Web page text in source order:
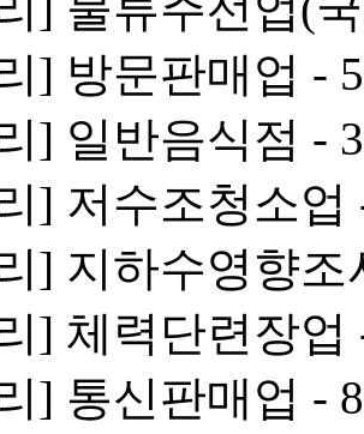
] 방문판매업 -
] 일반음식점 -
] 저수조청소업
] 지하수영향조
] 체력단련장업
] 통신판매업 -